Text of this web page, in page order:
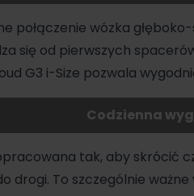
połączenie wózka
się od pierwszych
G3 i-Size pozwala
Codzienna
tak, aby skrócić
drogi. To szczególnie